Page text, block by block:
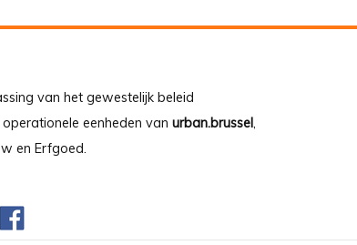
van het gewestelijk beleid
eenheden van urban.brussel,
en Erfgoed.